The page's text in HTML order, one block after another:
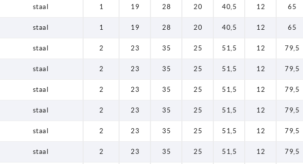
staal 1 19 28 20 40,5 12 65
staal 1 19 28 20 40,5 12 65
staal 2 23 35 25 51,5 12 79,5
staal 2 23 35 25 51,5 12 79,5
staal 2 23 35 25 51,5 12 79,5
staal 2 23 35 25 51,5 12 79,5
staal 2 23 35 25 51,5 12 79,5
staal 2 23 35 25 51,5 12 79,5